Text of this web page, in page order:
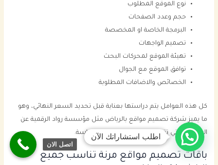
نوع الموقع المطلوب
حجم وعدد الصفحات
البرمجة الخاصة او المخصصة
تصميم الواجهات
تهيئة الموقع لمحركات البحث
توافق الموقع مع الجوال
الخصائص والاضافات المطلوبة
كل هذه العوامل يتم دراستها بعناية قبل تحديد السعر النهائي، وهو
ما يميز شركة تصميم مواقع بالرياض مثل مؤسسة رواد الرقمية عن
الشركات التي تقدم اسعار عشوائية بدون دراسة.
باقات تصميم مواقع مرنة تناسب جميع
اطلب استشاراتك الآن
اتصل الان